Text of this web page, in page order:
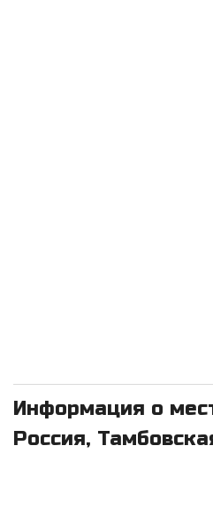
Информация о
Россия,